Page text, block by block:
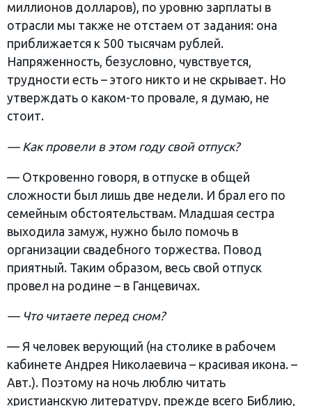
миллионов долларов), по уровню зарплаты в
отрасли мы также не отстаем от задания: она
приближается к 500 тысячам рублей.
Напряженность, безусловно, чувствуется,
трудности есть – этого никто и не скрывает. Но
утверждать о каком-то провале, я думаю, не
стоит.
— Как провели в этом году свой отпуск?
— Откровенно говоря, в отпуске в общей
сложности был лишь две недели. И брал его по
семейным обстоятельствам. Младшая сестра
выходила замуж, нужно было помочь в
организации свадебного торжества. Повод
приятный. Таким образом, весь свой отпуск
провел на родине – в Ганцевичах.
— Что читаете перед сном?
— Я человек верующий (на столике в рабочем
кабинете Андрея Николаевича – красивая икона. –
Авт.). Поэтому на ночь люблю читать
христианскую литературу, прежде всего Библию,